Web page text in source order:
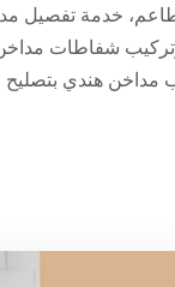
خدمة تفصيل
شفاطات مداخن
مداخن هندي بتصليح